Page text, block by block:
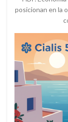
posicionan en la